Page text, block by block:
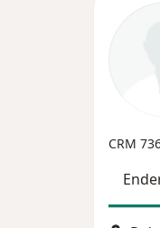
CRM